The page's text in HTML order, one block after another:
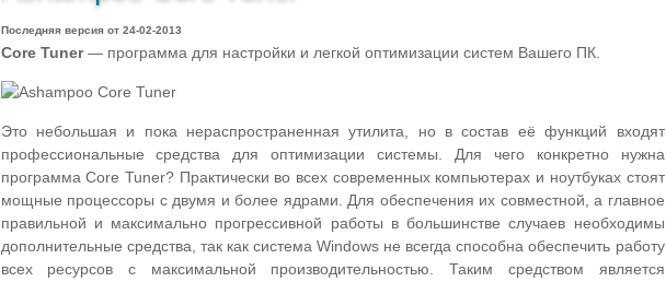
Последняя версия от 24-02-2013
Core Tuner— программа для настройки и легкой оптимизации систем Вашего ПК.
Это небольшая и пока нераспространенная утилита, но в состав её функций входят
профессиональные средства для оптимизации системы. Для чего конкретно нужна
программа Core Tuner? Практически во всех современных компьютерах и ноутбуках стоят
мощные процессоры с двумя и более ядрами. Для обеспечения их совместной, а главное
правильной и максимально прогрессивной работы в большинстве случаев необходимы
дополнительные средства, так как система Windows не всегда способна обеспечить работу
всех ресурсов с максимальной производительностью. Таким средством является